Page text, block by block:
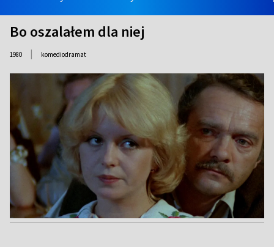
Bo oszalałem dla niej
1980 | komediodramat